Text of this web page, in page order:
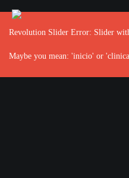
Revolution Slider Error: Slider
Maybe you mean: 'inicio' or